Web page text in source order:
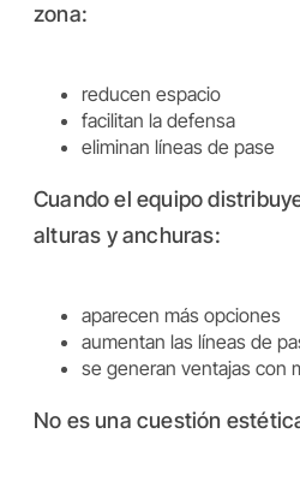
zona:
reducen espacio
facilitan la defensa
eliminan líneas de pase
Cuando el equipo
alturas y anchuras:
aparecen más opciones
aumentan las líneas de
se generan ventajas con
No es una cuestión